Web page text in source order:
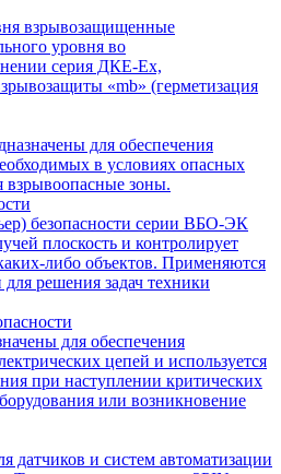
взрывозащищенные
уровня во
серия ДКЕ-Ех,
«mb» (герметизация
для обеспечения
в условиях опасных
взрывоопасные зоны.
безопасности серии ВБО-ЭК
плоскость и контролирует
либо объектов. Применяются
решения задач техники
для обеспечения
цепей и используется
при наступлении критических
или возникновение
датчиков и систем автоматизации